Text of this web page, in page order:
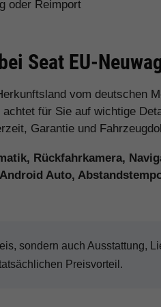
oder Reimport
Seat EU-
vom deutschen
für Sie auf wichtige
Garantie und
Rückfahrkamera,
Auto,
sondern auch Ausstattung,
Preisvorteil.